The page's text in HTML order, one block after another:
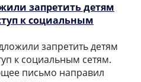
запретить детям
к социальным
запретить детям
к социальным сетям.
письмо направил